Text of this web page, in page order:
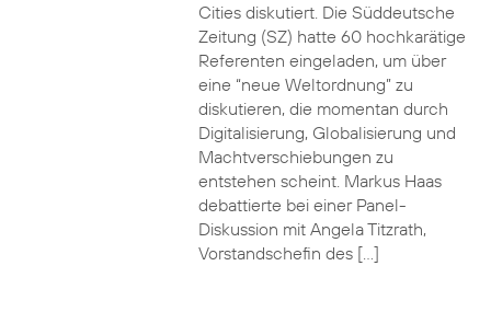
Cities diskutiert. Die Süddeutsche
Zeitung (SZ) hatte 60 hochkarätige
Referenten eingeladen, um über
eine “neue Weltordnung” zu
diskutieren, die momentan durch
Digitalisierung, Globalisierung und
Machtverschiebungen zu
entstehen scheint. Markus Haas
debattierte bei einer Panel-
Diskussion mit Angela Titzrath,
Vorstandschefin des […]